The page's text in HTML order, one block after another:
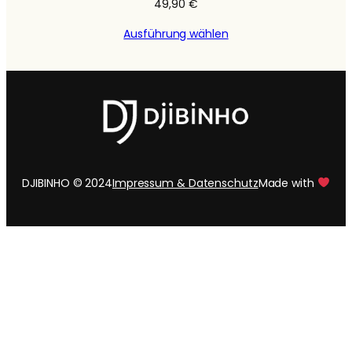
49,90 €
Ausführung wählen
DJIBINHO © 2024Impressum & DatenschutzMade with